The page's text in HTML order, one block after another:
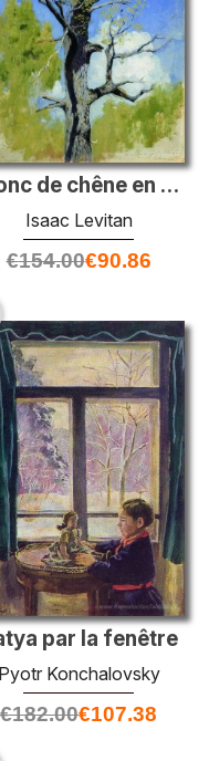
Tronc de chêne en plein essor
Isaac Levitan
€154.00€90.86
par la fenêtre
Pyotr Konchalovsky
€182.00€107.38